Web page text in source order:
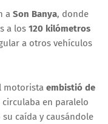
a Son Banya, donde
a los 120 kilómetros
a otros vehículos
motorista embistió de
circulaba en paralelo
caída y causándole